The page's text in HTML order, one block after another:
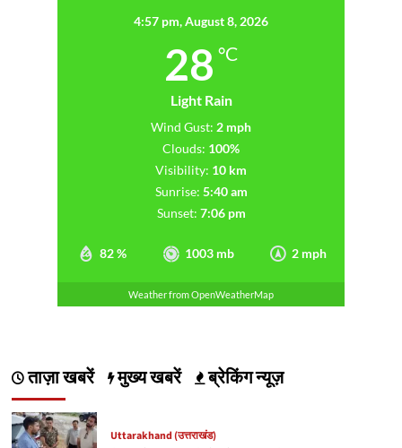
4:57 pm,August 8, 2026
28 °C
Light Rain
82 % 1003 mb 2 mph
Wind Gust: 2 mph
Clouds: 100%
Visibility: 10 km
Sunrise: 5:40 am
Sunset: 7:06 pm
Weather from OpenWeatherMap
ताज़ा खबरें मुख्य खबरें ब्रेकिंग न्यूज़
Uttarakhand (उत्तराखंड)